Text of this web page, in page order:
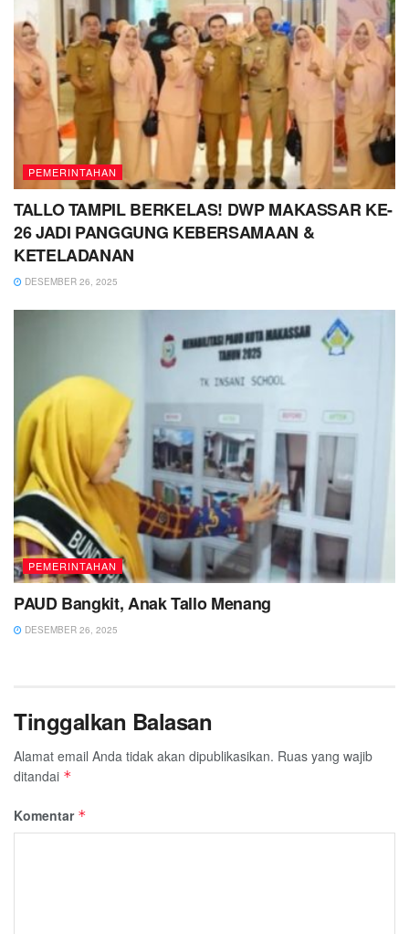
PEMERINTAHAN
TALLO TAMPIL BERKELAS! DWP MAKASSAR KE-
26 JADI PANGGUNG KEBERSAMAAN &
KETELADANAN
DESEMBER 26, 2025
PEMERINTAHAN
PAUD Bangkit, Anak Tallo Menang
DESEMBER 26, 2025
Tinggalkan Balasan
Alamat email Anda tidak akan dipublikasikan. Ruas yang wajib
ditandai *
Komentar *